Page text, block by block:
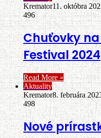
Kremator11. októbra
496
Chuťovky
Festival 2024
Read More »
Aktuality
Kremator8. februára
498
Nové